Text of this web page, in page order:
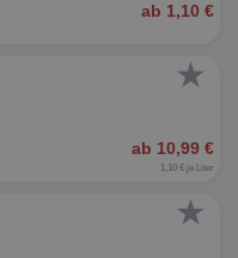
ab 1,10 €
★
ab 10,99 €
1,10 € je Liter
★